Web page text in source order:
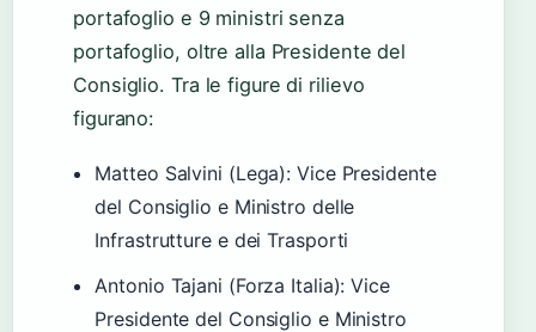
portafoglio e 9 ministri senza
portafoglio, oltre alla Presidente del
Consiglio. Tra le figure di rilievo
figurano:
Matteo Salvini (Lega): Vice Presidente
del Consiglio e Ministro delle
Infrastrutture e dei Trasporti
Antonio Tajani (Forza Italia): Vice
Presidente del Consiglio e Ministro